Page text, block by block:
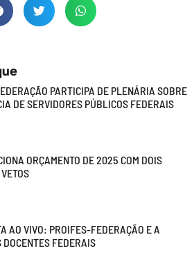
PARTICIPA DE PLENÁRIA SOBRE
DE SERVIDORES PÚBLICOS FEDERAIS
ORÇAMENTO DE 2025 COM DOIS
AO VIVO: PROIFES-FEDERAÇÃO E A
DOCENTES FEDERAIS